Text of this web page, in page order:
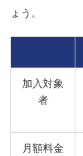
ょう。
加入対象
者
月額料金